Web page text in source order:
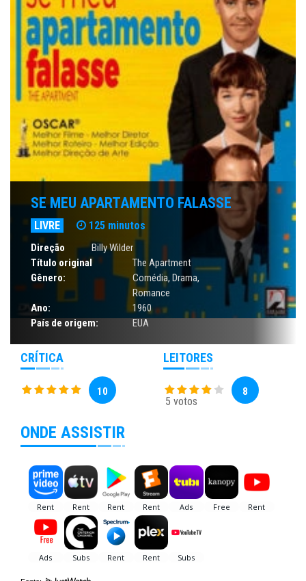
SE MEU APARTAMENTO FALASSE
LIVRE 125 minutos
Direção
Billy Wilder
Título original
The Apartment
Gênero:
Comédia, Drama,
Romance
Ano:
1960
País de origem:
EUA
CRÍTICA
10
LEITORES
5 votos
8
ONDE ASSISTIR